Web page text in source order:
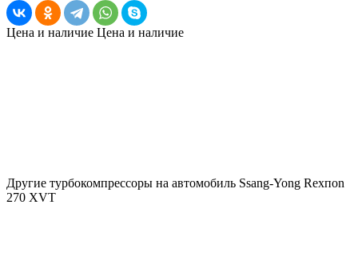
Цена и наличие Цена и наличие
Другие турбокомпрессоры на автомобиль Ssang-Yong Rexпоn
270 XVT